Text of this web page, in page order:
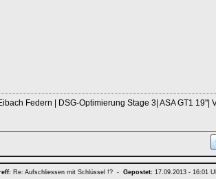
Federn | DSG-Optimierung Stage 3| ASA GT1 19"|
Re: Aufschliessen mit Schlüssel !? - Gepostet: 17.09.2013 - 16:01